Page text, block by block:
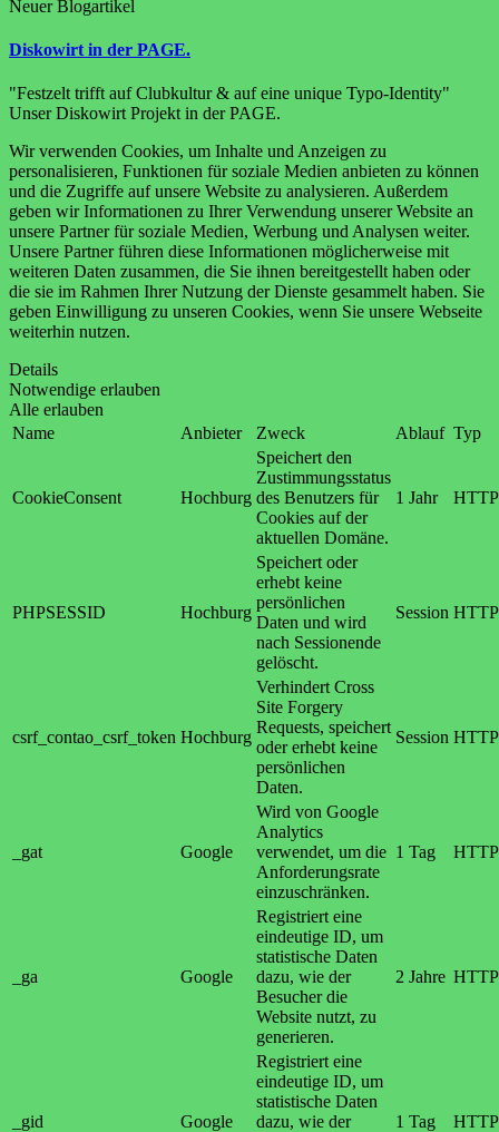
Neuer Blogartikel
Diskowirt in der PAGE.
"Festzelt trifft auf Clubkultur & auf eine unique Typo-Identity"
Unser Diskowirt Projekt in der PAGE.
Wir verwenden Cookies, um Inhalte und Anzeigen zu
personalisieren, Funktionen für soziale Medien anbieten zu können
und die Zugriffe auf unsere Website zu analysieren. Außerdem
geben wir Informationen zu Ihrer Verwendung unserer Website an
unsere Partner für soziale Medien, Werbung und Analysen weiter.
Unsere Partner führen diese Informationen möglicherweise mit
weiteren Daten zusammen, die Sie ihnen bereitgestellt haben oder
die sie im Rahmen Ihrer Nutzung der Dienste gesammelt haben. Sie
geben Einwilligung zu unseren Cookies, wenn Sie unsere Webseite
weiterhin nutzen.
Details
Notwendige erlauben
Alle erlauben
Name
Anbieter Zweck Ablauf Typ
CookieConsent Hochburg
Speichert den
Zustimmungsstatus
des Benutzers für
Cookies auf der
aktuellen Domäne.
1 Jahr HTTP
PHPSESSID Hochburg
Speichert oder
erhebt keine
persönlichen
Daten und wird
nach Sessionende
gelöscht.
Session HTTP
csrf_contao_csrf_token Hochburg
Verhindert Cross
Site Forgery
Requests, speichert
oder erhebt keine
persönlichen
Daten.
Session HTTP
_gat Google
Wird von Google
Analytics
verwendet, um die
Anforderungsrate
einzuschränken.
1 Tag HTTP
_ga Google
Registriert eine
eindeutige ID, um
statistische Daten
dazu, wie der
Besucher die
Website nutzt, zu
generieren.
2 Jahre HTTP
_gid Google
Registriert eine
eindeutige ID, um
statistische Daten
dazu, wie der
1 Tag HTTP